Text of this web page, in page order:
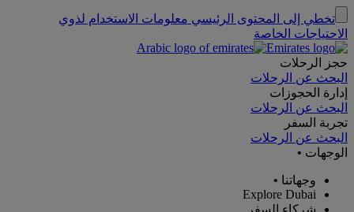
تخطي إلى المحتوى الرئيسي معلومات الاستخدام لذوي
الاحتياجات الخاصة
حجز الرحلات
البحث عن الرحلات
إدارة الحجوزات
البحث عن الرحلات
تجربة السفر
البحث عن الرحلات
الوجهات •
وجهاتنا •
Explore Dubai
شركاء السفر